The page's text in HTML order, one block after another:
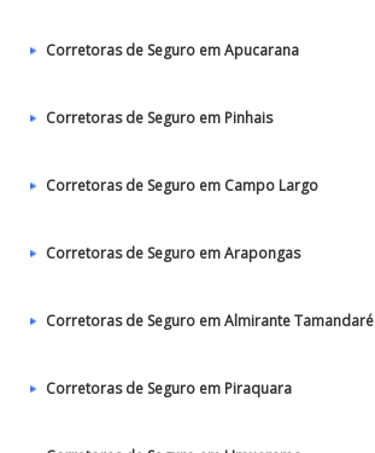
Corretoras de Seguro em Apucarana
Corretoras de Seguro em Pinhais
Corretoras de Seguro em Campo Largo
Corretoras de Seguro em Arapongas
Corretoras de Seguro em Almirante Tamandaré
Corretoras de Seguro em Piraquara